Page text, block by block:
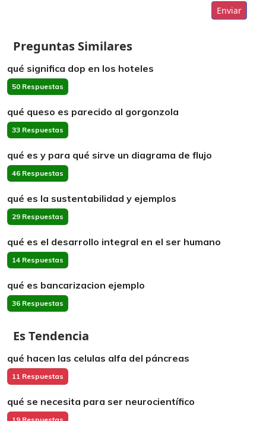
Enviar
Preguntas Similares
qué significa dop en los hoteles
50 Respuestas
qué queso es parecido al gorgonzola
33 Respuestas
qué es y para qué sirve un diagrama de flujo
46 Respuestas
qué es la sustentabilidad y ejemplos
29 Respuestas
qué es el desarrollo integral en el ser humano
14 Respuestas
qué es bancarizacion ejemplo
36 Respuestas
Es Tendencia
qué hacen las celulas alfa del páncreas
11 Respuestas
qué se necesita para ser neurocientífico